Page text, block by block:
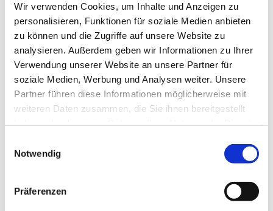
Wir verwenden Cookies, um Inhalte und Anzeigen zu
personalisieren, Funktionen für soziale Medien anbieten
zu können und die Zugriffe auf unsere Website zu
analysieren. Außerdem geben wir Informationen zu Ihrer
Verwendung unserer Website an unsere Partner für
soziale Medien, Werbung und Analysen weiter. Unsere
Partner führen diese Informationen möglicherweise mit
weiteren Daten zusammen, die Sie ihnen bereitgestellt
Notwendig
Präferenzen